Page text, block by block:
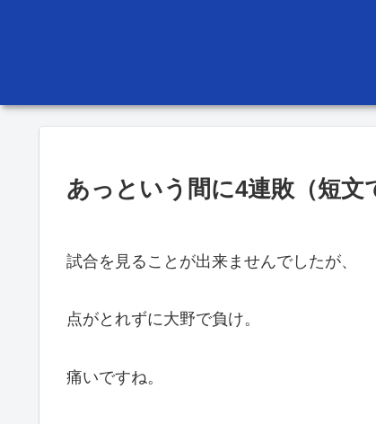
あっという間に4連敗（短文
試合を見ることが出来ませんでしたが、
点がとれずに大野で負け。
痛いですね。